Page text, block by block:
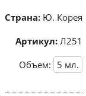
Страна: Ю. Корея
Артикул: Л251
Объем: 5 мл.